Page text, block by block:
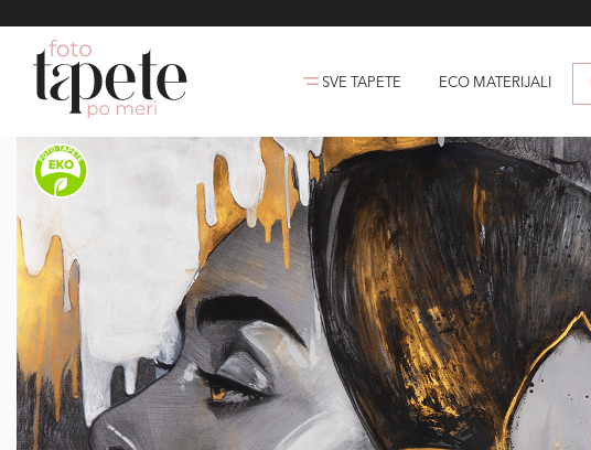
SVE TAPETE ECO MATERIJALI